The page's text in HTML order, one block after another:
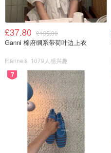
£37.80 £135.00
Ganni 棉府绸系带荷叶边上衣
Flannels 1079人感兴趣
7